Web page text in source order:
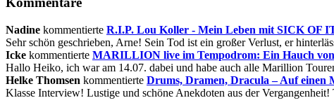
Nadine kommentierte R.I.P. Lou Koller - Mein Leben mit SICK OF
Sehr schön geschrieben, Arne! Sein Tod ist ein großer Verlust, er
Icke kommentierte MARILLION live im Tempodrom: Ein Hauch
Hallo Heiko, ich war am 14.07. dabei und habe auch alle Marillion
Helke Thomsen kommentierte Drums, Dramen, Dracula – Auf einen
Klasse Interview! Lustige und schöne Anekdoten aus der Vergangenheit!